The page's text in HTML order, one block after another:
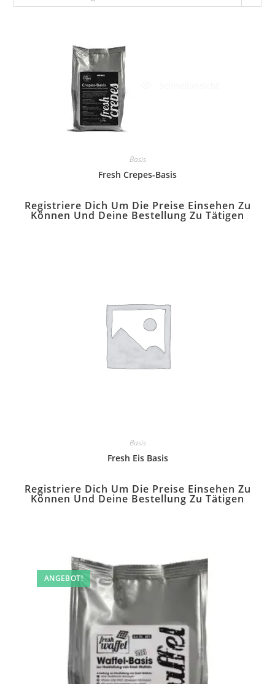
Basis
Fresh Crepes-Basis
Registriere Dich Um Die Preise Einsehen Zu
Können Und Deine Bestellung Zu Tätigen
Basis
Fresh Eis Basis
Registriere Dich Um Die Preise Einsehen Zu
Können Und Deine Bestellung Zu Tätigen
ANGEBOT!